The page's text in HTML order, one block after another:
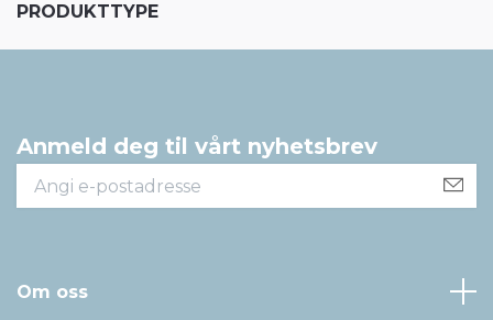
PRODUKTTYPE
Anmeld deg til vårt nyhetsbrev
Om oss